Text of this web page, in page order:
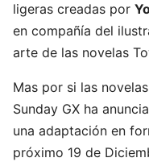
ligeras creadas por
en compañía del
arte de las novelas
Mas por si las
Sunday GX ha
una adaptación en
próximo 19 de